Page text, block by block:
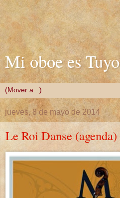
Mi oboe es Tuyo
jueves, 8 de mayo de 2014
Le Roi Danse (agenda)